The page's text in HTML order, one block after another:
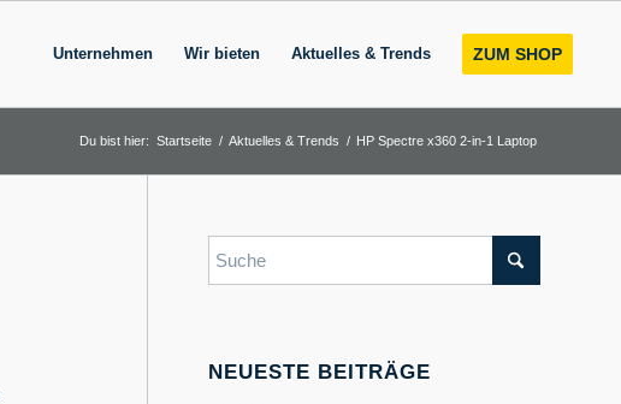
Unternehmen Wir bieten Aktuelles & Trends ZUM SHOP
Du bist hier: Startseite / Aktuelles & Trends / HP Spectre x360 2-in-1 Laptop
NEUESTE BEITRÄGE